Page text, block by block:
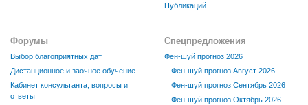
Публикаций
Форумы
Выбор благоприятных дат
Дистанционное и заочное обучение
Кабинет консультанта, вопросы и
ответы
Спецпредложения
Фен-шуй прогноз 2026
Фен-шуй прогноз Август 2026
Фен-шуй прогноз Сентябрь 2026
Фен-шуй прогноз Октябрь 2026